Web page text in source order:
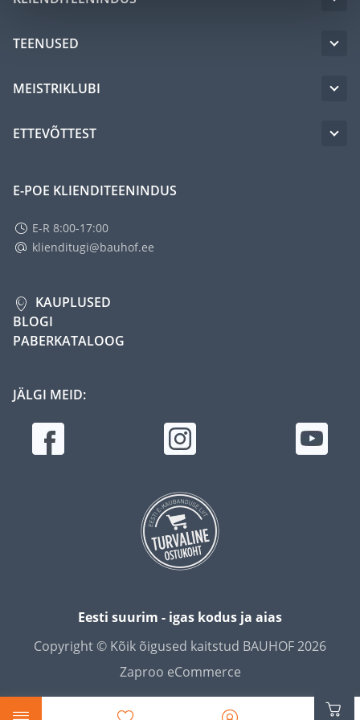
TEENUSED
MEISTRIKLUBI
ETTEVÕTTEST
E-POE KLIENDITEENINDUS
E-R 8:00-17:00
klienditugi@bauhof.ee
KAUPLUSED
BLOGI
PABERKATALOOG
JÄLGI MEID:
Eesti suurim - igas kodus ja aias
Copyright © Kõik õigused kaitstud BAUHOF 2026
Zaproo eCommerce